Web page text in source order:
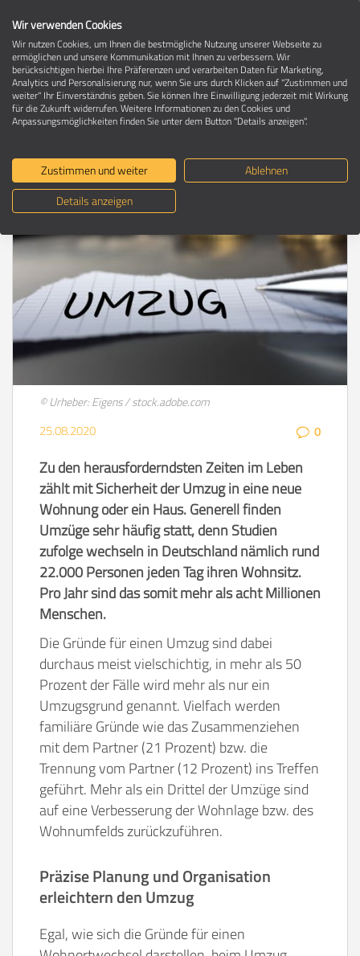
Umzugsratgeber
Umzug: Gute Planung und
Finanzierbarkeit als wesentliche
Säulen
© Urheber: Eigens / stock.adobe.com
0
25.08.2020
Zu den herausforderndsten Zeiten im Leben
zählt mit Sicherheit der Umzug in eine neue
Wohnung oder ein Haus. Generell finden
Umzüge sehr häufig statt, denn Studien
zufolge wechseln in Deutschland nämlich rund
22.000 Personen jeden Tag ihren Wohnsitz.
Pro Jahr sind das somit mehr als acht Millionen
Menschen.
Die Gründe für einen Umzug sind dabei
durchaus meist vielschichtig, in mehr als 50
Prozent der Fälle wird mehr als nur ein
Umzugsgrund genannt. Vielfach werden
familiäre Gründe wie das Zusammenziehen
mit dem Partner (21 Prozent) bzw. die
Trennung vom Partner (12 Prozent) ins Treffen
geführt. Mehr als ein Drittel der Umzüge sind
auf eine Verbesserung der Wohnlage bzw. des
Wohnumfelds zurückzuführen.
Präzise Planung und Organisation
erleichtern den Umzug
Egal, wie sich die Gründe für einen
Wir verwenden Cookies
Wir nutzen Cookies, um Ihnen die bestmögliche Nutzung unserer Webseite zu
ermöglichen und unsere Kommunikation mit Ihnen zu verbessern. Wir
berücksichtigen hierbei Ihre Präferenzen und verarbeiten Daten für Marketing,
Analytics und Personalisierung nur, wenn Sie uns durch Klicken auf "Zustimmen und
weiter" Ihr Einverständnis geben. Sie können Ihre Einwilligung jederzeit mit Wirkung
für die Zukunft widerrufen. Weitere Informationen zu den Cookies und
Anpassungsmöglichkeiten finden Sie unter dem Button "Details anzeigen".
Zustimmen und weiter
Ablehnen
Details anzeigen